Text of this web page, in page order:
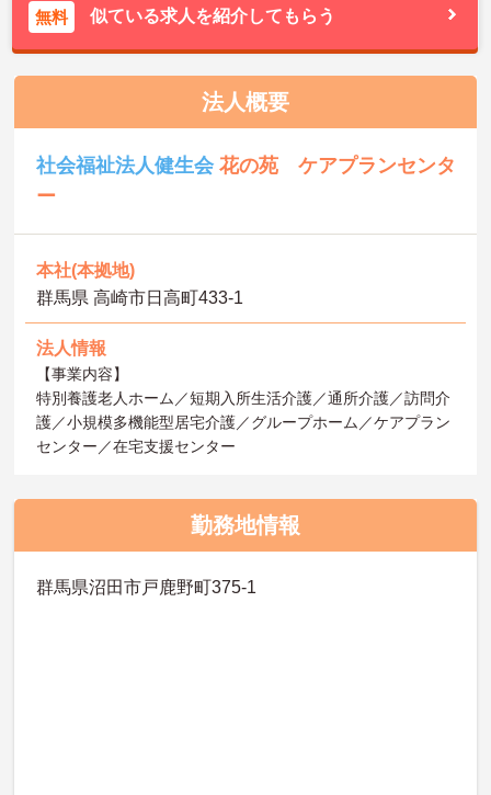
無料 似ている求人を紹介してもらう
法人概要
社会福祉法人健生会花の苑 ケアプランセンタ
ー
本社(本拠地)
群馬県 高崎市日高町433-1
法人情報
【事業内容】
特別養護老人ホーム／短期入所生活介護／通所介護／訪問介
護／小規模多機能型居宅介護／グループホーム／ケアプラン
センター／在宅支援センター
勤務地情報
群馬県沼田市戸鹿野町375-1